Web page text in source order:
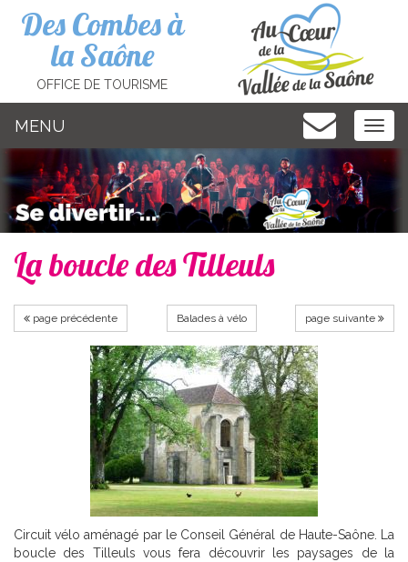
Des Combes à
la Saône
OFFICE DE TOURISME
MENU
La boucle des Tilleuls
page précédente Balades à vélo page suivante
Circuit vélo aménagé par le Conseil Général de Haute-Saône. La
boucle des Tilleuls vous fera découvrir les paysages de la